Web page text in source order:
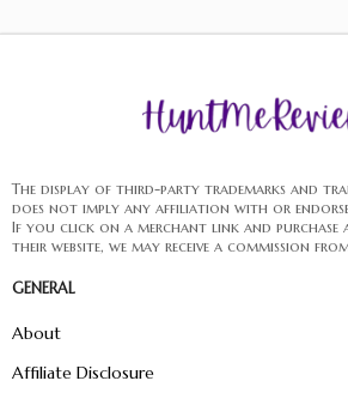
The display of third-party trademarks and
does not imply any affiliation with or
If you click on a merchant link and purchase
their website, we may receive a commission
GENERAL
About
Affiliate Disclosure